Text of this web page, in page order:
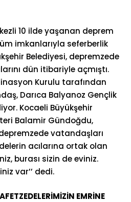
10 ilde yaşanan deprem
imkanlarıyla seferberlik
Belediyesi, depremzede
dün itibariyle açmıştı.
Kurulu tarafından
Darıca Balyanoz Gençlik
Kocaeli Büyükşehir
Balamir Gündoğdu,
vatandaşları
acılarına ortak olan
burası sizin de eviniz.
var’’ dedi.
EMRİNE